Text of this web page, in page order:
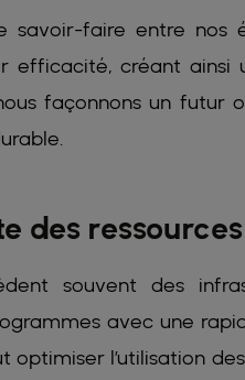
savoir-faire entre nos
efficacité, créant ainsi
façonnons un
des
souvent des
avec une
optimiser l’utilisation